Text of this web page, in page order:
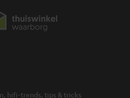
hifi-trends, tips & tricks